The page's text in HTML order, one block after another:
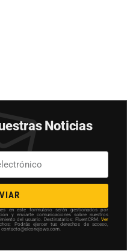
Noticias
en este formulario serán gestionados por
y enviarte comunicaciones sobre nuestros
del usuario. Destinatarios: FluentCRM. Ver
Podrás ejercer tus derechos de acceso,